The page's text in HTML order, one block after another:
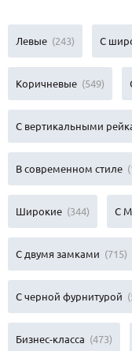
Левые (243) С
Коричневые (549)
С вертикальными
В современном стиле
Широкие (344) С
С двумя замками (715)
С черной фурнитурой
Бизнес-класса (473)